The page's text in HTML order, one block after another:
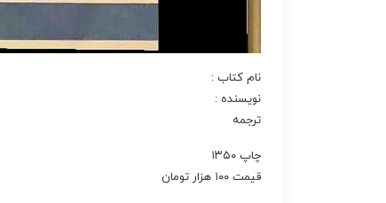
نام کتاب :
نویسنده :
ترجمه
چاپ ۱۳۵۰
قیمت ۱۰۰ هزار تومان